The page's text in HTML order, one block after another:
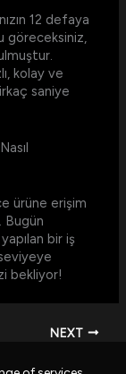
12 defaya
göreceksiniz,
kolay ve
saniye
ürüne erişim
Bugün
bir iş
bekliyor!
NEXT